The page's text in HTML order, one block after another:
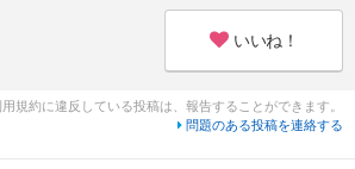
いいね！
用規約に違反している投稿は、報告することができます。
問題のある投稿を連絡する